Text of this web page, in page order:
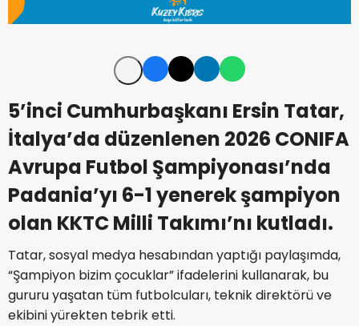
5’inci Cumhurbaşkanı Ersin Tatar,
İtalya’da düzenlenen 2026 CONIFA
Avrupa Futbol Şampiyonası’nda
Padania’yı 6-1 yenerek şampiyon
olan KKTC Milli Takımı’nı kutladı.
Tatar, sosyal medya hesabından yaptığı paylaşımda,
“Şampiyon bizim çocuklar” ifadelerini kullanarak, bu
gururu yaşatan tüm futbolcuları, teknik direktörü ve
ekibini yürekten tebrik etti.